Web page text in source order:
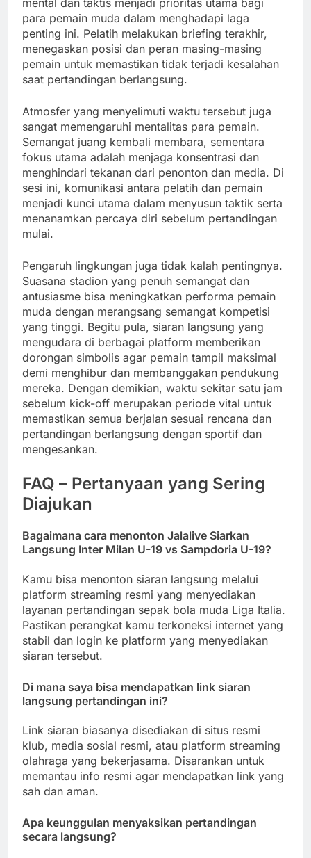
mental dan taktis menjadi prioritas utama bagi
para pemain muda dalam menghadapi laga
penting ini. Pelatih melakukan briefing terakhir,
menegaskan posisi dan peran masing-masing
pemain untuk memastikan tidak terjadi kesalahan
saat pertandingan berlangsung.
Atmosfer yang menyelimuti waktu tersebut juga
sangat memengaruhi mentalitas para pemain.
Semangat juang kembali membara, sementara
fokus utama adalah menjaga konsentrasi dan
menghindari tekanan dari penonton dan media. Di
sesi ini, komunikasi antara pelatih dan pemain
menjadi kunci utama dalam menyusun taktik serta
menanamkan percaya diri sebelum pertandingan
mulai.
Pengaruh lingkungan juga tidak kalah pentingnya.
Suasana stadion yang penuh semangat dan
antusiasme bisa meningkatkan performa pemain
muda dengan merangsang semangat kompetisi
yang tinggi. Begitu pula, siaran langsung yang
mengudara di berbagai platform memberikan
dorongan simbolis agar pemain tampil maksimal
demi menghibur dan membanggakan pendukung
mereka. Dengan demikian, waktu sekitar satu jam
sebelum kick-off merupakan periode vital untuk
memastikan semua berjalan sesuai rencana dan
pertandingan berlangsung dengan sportif dan
mengesankan.
FAQ – Pertanyaan yang Sering
Diajukan
Bagaimana cara menonton Jalalive Siarkan
Langsung Inter Milan U-19 vs Sampdoria U-19?
Kamu bisa menonton siaran langsung melalui
platform streaming resmi yang menyediakan
layanan pertandingan sepak bola muda Liga Italia.
Pastikan perangkat kamu terkoneksi internet yang
stabil dan login ke platform yang menyediakan
siaran tersebut.
Di mana saya bisa mendapatkan link siaran
langsung pertandingan ini?
Link siaran biasanya disediakan di situs resmi
klub, media sosial resmi, atau platform streaming
olahraga yang bekerjasama. Disarankan untuk
memantau info resmi agar mendapatkan link yang
sah dan aman.
Apa keunggulan menyaksikan pertandingan
secara langsung?